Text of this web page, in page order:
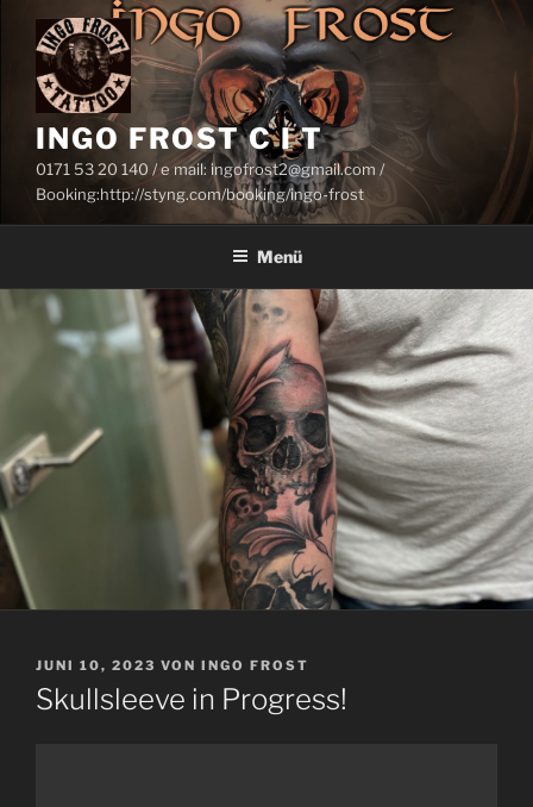
Inhalt
springen
INGO FROST C I T
0171 53 20 140 / e mail: ingofrost2@gmail.com /
Booking:http://styng.com/booking/ingo-frost
Menü
VERÖFFENTLICHT
AM
JUNI 10, 2023 VON INGO FROST
Skullsleeve in Progress!